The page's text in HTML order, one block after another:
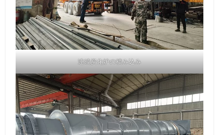
連続炭化炉の積み込み